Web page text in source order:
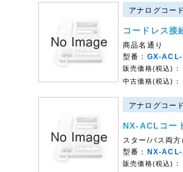
アナログコー
コードレス接
商品名通り
型番： GX-
販売価格(税込)：
中古価格(税込)：
アナログコー
NX-ACLコー
スター/バス両
型番：
NX-
販売価格(税込)：